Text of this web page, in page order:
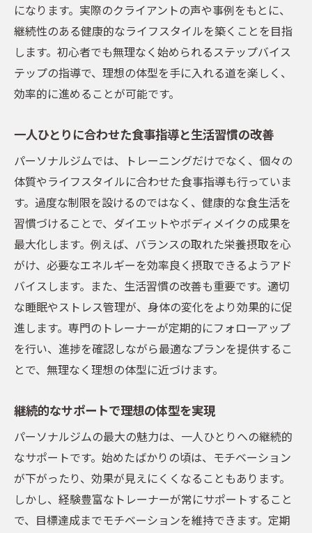
になります。実際のクライアントの声や事例をもとに、
継続性のある健康的なライフスタイルを築くことを目指
します。初心者でも無理なく始められるステップバイス
テップの指導で、理想の体型を手に入れる道を楽しく、
効率的に進めることが可能です。
一人ひとりに合わせた食事指導と生活習慣の改善
パーソナルジムでは、トレーニングだけでなく、個々の
体質やライフスタイルに合わせた食事指導も行っていま
す。過度な制限を設けるのではなく、健康的な食生活を
習慣づけることで、ダイエットやボディメイクの成果を
最大化します。例えば、バランスの取れた栄養摂取を心
がけ、必要なエネルギーを効率良く摂取できるようアド
バイスします。また、生活習慣の改善も重要です。適切
な睡眠やストレス管理が、身体の変化をより効果的に促
進します。専門のトレーナーが定期的にフォローアップ
を行い、進捗を確認しながら最適なプランを提供するこ
とで、無理なく理想の体型に近づけます。
継続的なサポートで理想の体型を実現
パーソナルジムの最大の魅力は、一人ひとりへの継続的
なサポートです。始めたばかりの頃は、モチベーション
が下がったり、効果が見えにくくなることもあります。
しかし、経験豊富なトレーナーが常にサポートすること
で、目標達成までモチベーションを維持できます。定期